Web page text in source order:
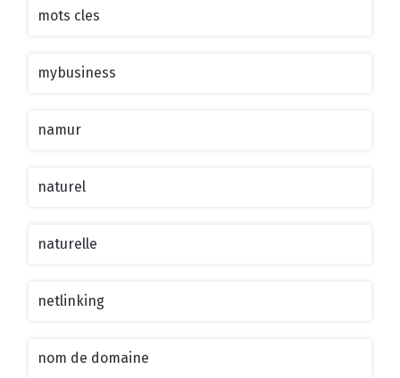
mots cles
mybusiness
namur
naturel
naturelle
netlinking
nom de domaine